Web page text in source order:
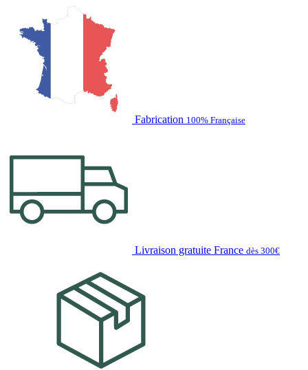
Fabrication 100% Française
Livraison gratuite France dès 300€